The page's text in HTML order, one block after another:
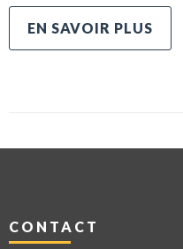
EN SAVOIR PLUS
CONTACT